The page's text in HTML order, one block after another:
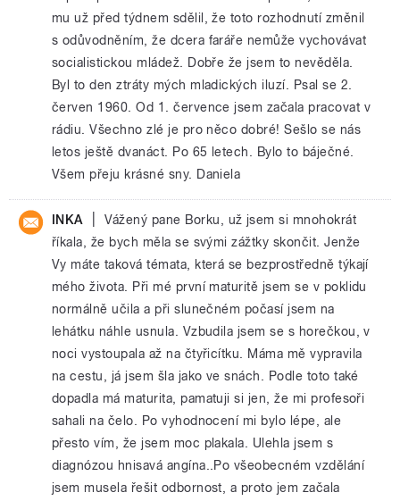
mu už před týdnem sdělil, že toto rozhodnutí změnil
s odůvodněním, že dcera faráře nemůže vychovávat
socialistickou mládež. Dobře že jsem to nevěděla.
Byl to den ztráty mých mladických iluzí. Psal se 2.
červen 1960. Od 1. července jsem začala pracovat v
rádiu. Všechno zlé je pro něco dobré! Sešlo se nás
letos ještě dvanáct. Po 65 letech. Bylo to báječné.
Všem přeju krásné sny. Daniela
INKA
Vážený pane Borku, už jsem si mnohokrát
říkala, že bych měla se svými zážtky skončit. Jenže
Vy máte taková témata, která se bezprostředně týkají
mého života. Při mé první maturitě jsem se v poklidu
normálně učila a při slunečném počasí jsem na
lehátku náhle usnula. Vzbudila jsem se s horečkou, v
noci vystoupala až na čtyřicítku. Máma mě vypravila
na cestu, já jsem šla jako ve snách. Podle toto také
dopadla má maturita, pamatuji si jen, že mi profesoři
sahali na čelo. Po vyhodnocení mi bylo lépe, ale
přesto vím, že jsem moc plakala. Ulehla jsem s
diagnózou hnisavá angína..Po všeobecném vzdělání
jsem musela řešit odbornost, a proto jem začala